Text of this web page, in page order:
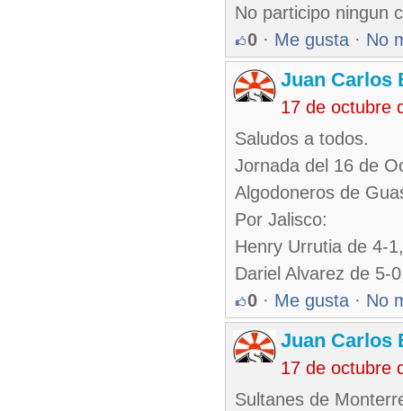
No participo ningun
0 · Me gusta · No
Juan Carlos
17 de octubre
Saludos a todos.
Jornada del 16 de
Algodoneros de
Por Jalisco:
Henry Urrutia de 4-
Dariel Alvarez de 5-
0 · Me gusta · No
Juan Carlos
17 de octubre
Sultanes de